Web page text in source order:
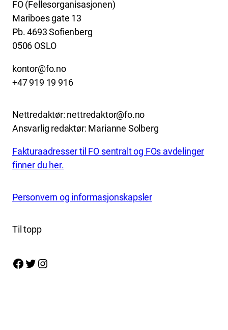
FO (Fellesorganisasjonen)
Mariboes gate 13
Pb. 4693 Sofienberg
0506 OSLO
kontor@fo.no
+47 919 19 916
Nettredaktør: nettredaktor@fo.no
Ansvarlig redaktør: Marianne Solberg
Fakturaadresser til FO sentralt og FOs avdelinger
finner du her.
Personvern og informasjonskapsler
Til topp
Facebook Twitter Instagram